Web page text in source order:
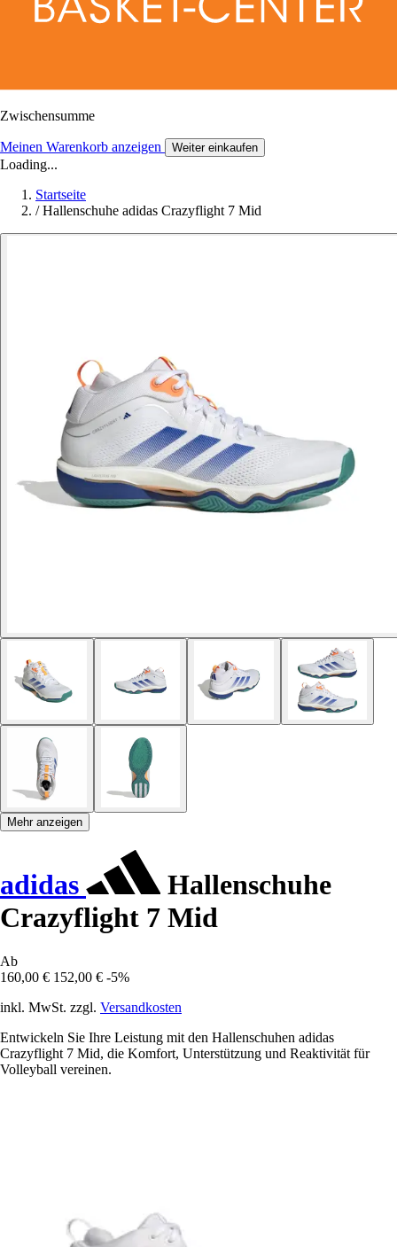
Zwischensumme
Meinen Warenkorb anzeigen Weiter einkaufen
Loading...
Startseite
/ Hallenschuhe adidas Crazyflight 7 Mid
Mehr anzeigen
adidas
Hallenschuhe
Crazyflight 7 Mid
Ab
160,00 € 152,00 € -5%
inkl. MwSt. zzgl. Versandkosten
Entwickeln Sie Ihre Leistung mit den Hallenschuhen adidas
Crazyflight 7 Mid, die Komfort, Unterstützung und Reaktivität für
Volleyball vereinen.